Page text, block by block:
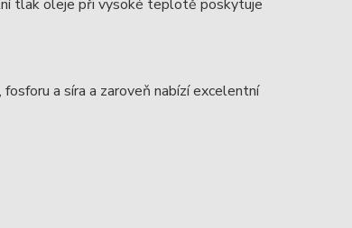
tlak oleje při vysoké teplotě poskytuje
a síra a zaroveň nabízí excelentní